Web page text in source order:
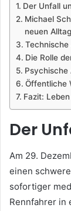
Der Unfall
Michael
neuen Alltag
Technische
Die Rolle
Psychische
Öffentliche
Fazit:
Der
Am 29.
einen
sofortiger
Rennfahrer in